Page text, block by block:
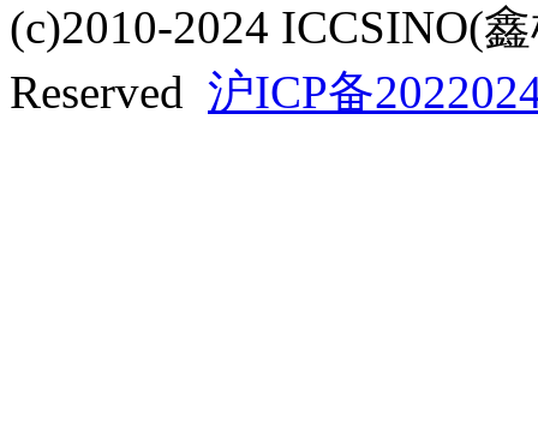
(c)2010-2024 ICCSINO(
Reserved 沪ICP备